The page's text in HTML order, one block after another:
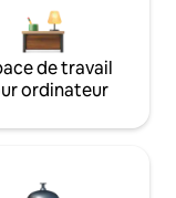
de travail
ordinateur